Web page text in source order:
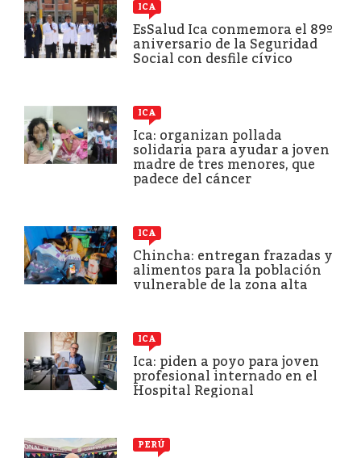
ICA
EsSalud Ica conmemora el 89º
aniversario de la Seguridad
Social con desfile cívico
ICA
Ica: organizan pollada
solidaria para ayudar a joven
madre de tres menores, que
padece del cáncer
ICA
Chincha: entregan frazadas y
alimentos para la población
vulnerable de la zona alta
ICA
Ica: piden a poyo para joven
profesional internado en el
Hospital Regional
PERÚ